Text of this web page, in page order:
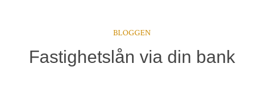
BLOGGEN
Fastighetslån via din bank